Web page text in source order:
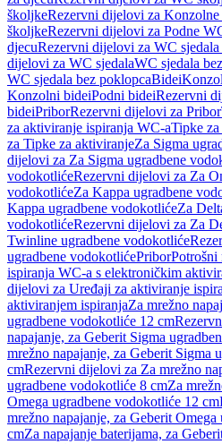
školjkeRezervni dijelovi za
školjkeRezervni dijelovi za Podne
djecuRezervni dijelovi za WC sjedala
dijelovi za WC sjedalaWC sjedala
WC sjedala bez poklopcaBidei
Konzolni bideiPodni bideiRezervni
bideiPriborRezervni dijelovi za Pribor
za aktiviranje ispiranja WC-aTipke
za Tipke za aktiviranjeZa Sigma
dijelovi za Za Sigma ugradbene
vodokotlićeRezervni dijelovi za Za
vodokotlićeZa Kappa ugradbene
Kappa ugradbene vodokotlićeZa
vodokotlićeRezervni dijelovi za Za
Twinline ugradbene vodokotliće
ugradbene vodokotlićePriborPotrošni
ispiranja WC-a s elektroničkim
dijelovi za Uređaji za aktiviranje
aktiviranjem ispiranjaZa mrežno
ugradbene vodokotliće 12 cm
napajanje, za Geberit Sigma
mrežno napajanje, za Geberit Sigma
cmRezervni dijelovi za Za mrežno
ugradbene vodokotliće 8 cmZa
Omega ugradbene vodokotliće 12 cm
mrežno napajanje, za Geberit
cmZa napajanje baterijama, za